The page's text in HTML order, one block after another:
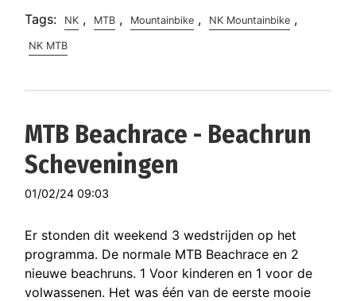
Tags: NK , MTB , Mountainbike , NK Mountainbike ,
NK MTB
MTB Beachrace - Beachrun
Scheveningen
01/02/24 09:03
Er stonden dit weekend 3 wedstrijden op het
programma. De normale MTB Beachrace en 2
nieuwe beachruns. 1 Voor kinderen en 1 voor de
volwassenen. Het was één van de eerste mooie